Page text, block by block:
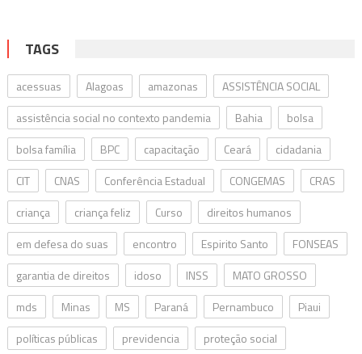
TAGS
acessuas Alagoas amazonas
ASSISTÊNCIA SOCIAL
assistência social no contexto pandemia
Bahia
bolsa
bolsa família
BPC capacitação Ceará
cidadania
CIT
CNAS Conferência Estadual CONGEMAS
CRAS
criança
criança feliz Curso
direitos humanos
em defesa do suas
encontro Espirito Santo
FONSEAS
garantia de direitos
idoso INSS
MATO GROSSO
mds
Minas MS Paraná Pernambuco
Piaui
políticas públicas
previdencia
proteção social